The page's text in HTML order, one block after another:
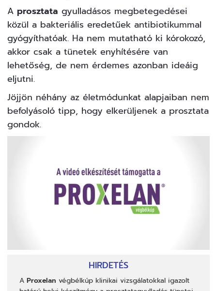
A prosztata gyulladásos megbetegedései
közül a bakteriális eredetűek antibiotikummal
gyógyíthatóak. Ha nem mutatható ki kórokozó,
akkor csak a tünetek enyhítésére van
lehetőség, de nem érdemes azonban ideáig
eljutni.
Jöjjön néhány az életmódunkat alapjaiban nem
befolyásoló tipp, hogy elkerüljenek a prosztata
gondok.
minutes,
HIRDETÉS
A Proxelan végbélkúp klinikai vizsgálatokkal igazolt